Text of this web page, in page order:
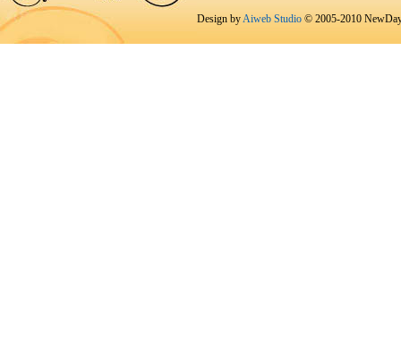
Design byAiweb Studio © 2005-2010